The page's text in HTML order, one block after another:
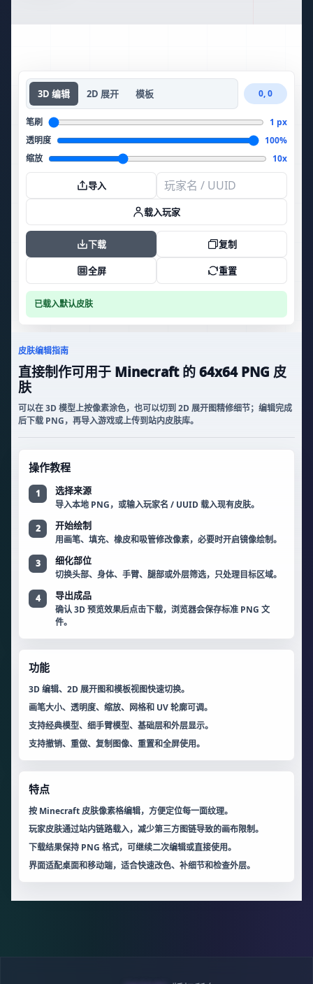
3D 编辑 2D 展开 模板 0, 0
笔刷
1 px
透明度
100%
缩放
10x
导入
载入玩家
下载 复制
全屏 重置
已载入默认皮肤
皮肤编辑指南
直接制作可用于 Minecraft 的 64x64 PNG 皮
肤
可以在 3D 模型上按像素涂色，也可以切到 2D 展开图精修细节；编辑完成
后下载 PNG，再导入游戏或上传到站内皮肤库。
操作教程
选择来源
导入本地 PNG，或输入玩家名 / UUID 载入现有皮肤。
开始绘制
用画笔、填充、橡皮和吸管修改像素，必要时开启镜像绘制。
细化部位
切换头部、身体、手臂、腿部或外层筛选，只处理目标区域。
导出成品
确认 3D 预览效果后点击下载，浏览器会保存标准 PNG 文
件。
功能
3D 编辑、2D 展开图和模板视图快速切换。
画笔大小、透明度、缩放、网格和 UV 轮廓可调。
支持经典模型、细手臂模型、基础层和外层显示。
支持撤销、重做、复制图像、重置和全屏使用。
特点
按 Minecraft 皮肤像素格编辑，方便定位每一面纹理。
玩家皮肤通过站内链路载入，减少第三方图链导致的画布限制。
下载结果保持 PNG 格式，可继续二次编辑或直接使用。
界面适配桌面和移动端，适合快速改色、补细节和检查外层。